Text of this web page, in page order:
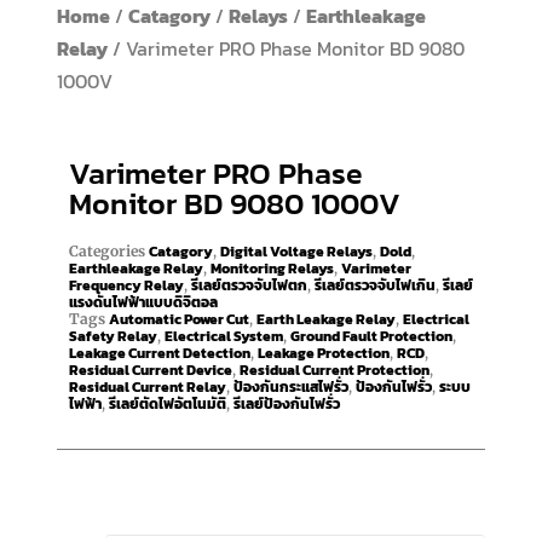
Home/ Catagory/ Relays/ Earthleakage
Relay/ Varimeter PRO Phase Monitor BD 9080
1000V
Varimeter PRO Phase
Monitor BD 9080 1000V
Categories Catagory, Digital Voltage Relays, Dold,
Earthleakage Relay, Monitoring Relays, Varimeter
Frequency Relay,รีเลย์ตรวจจับไฟตก,รีเลย์ตรวจจับไฟเกิน,รีเลย์
แรงดันไฟฟ้าแบบดิจิตอล
Tags Automatic Power Cut, Earth Leakage Relay, Electrical
Safety Relay, Electrical System, Ground Fault Protection,
Leakage Current Detection, Leakage Protection, RCD,
Residual Current Device, Residual Current Protection,
Residual Current Relay, ป้องกันกระแสไฟรั่ว, ป้องกันไฟรั่ว, ระบบ
ไฟฟ้า,รีเลย์ตัดไฟอัตโนมัติ,รีเลย์ป้องกันไฟรั่ว